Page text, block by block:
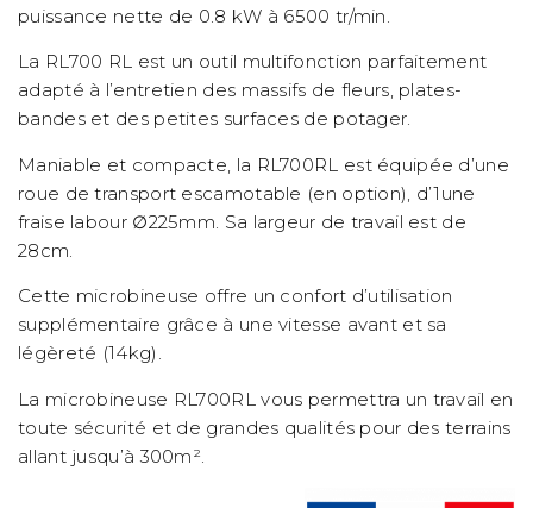
puissance nette de 0.8 kW à 6500 tr/min.
La RL700 RL est un outil multifonction parfaitement
adapté à l’entretien des massifs de fleurs, plates-
bandes et des petites surfaces de potager.
Maniable et compacte, la RL700RL est équipée d’une
roue de transport escamotable (en option), d’1une
fraise labour ∅225mm. Sa largeur de travail est de
28cm.
Cette microbineuse offre un confort d’utilisation
supplémentaire grâce à une vitesse avant et sa
légèreté (14kg).
La microbineuse RL700RL vous permettra un travail en
toute sécurité et de grandes qualités pour des terrains
allant jusqu’à 300m².